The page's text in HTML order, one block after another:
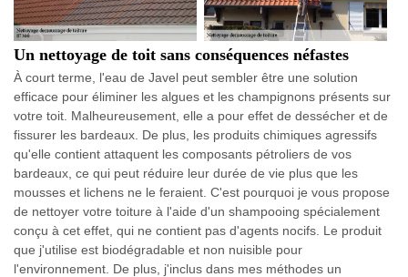
Un nettoyage de toit sans conséquences néfastes
À court terme, l'eau de Javel peut sembler être une solution
efficace pour éliminer les algues et les champignons présents sur
votre toit. Malheureusement, elle a pour effet de dessécher et de
fissurer les bardeaux. De plus, les produits chimiques agressifs
qu'elle contient attaquent les composants pétroliers de vos
bardeaux, ce qui peut réduire leur durée de vie plus que les
mousses et lichens ne le feraient. C'est pourquoi je vous propose
de nettoyer votre toiture à l'aide d'un shampooing spécialement
conçu à cet effet, qui ne contient pas d'agents nocifs. Le produit
que j'utilise est biodégradable et non nuisible pour
l'environnement. De plus, j'inclus dans mes méthodes un